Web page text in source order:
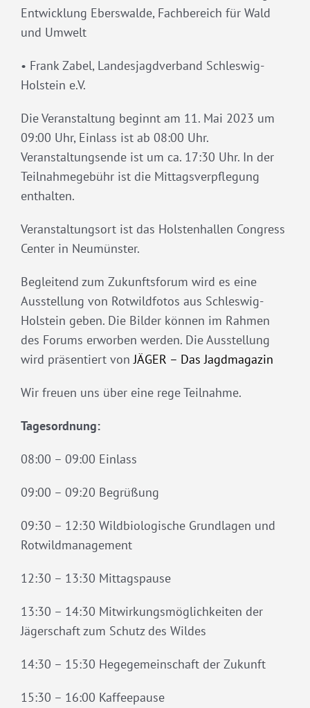
Entwicklung Eberswalde, Fachbereich für Wald
und Umwelt
• Frank Zabel, Landesjagdverband Schleswig-
Holstein e.V.
Die Veranstaltung beginnt am 11. Mai 2023 um
09:00 Uhr, Einlass ist ab 08:00 Uhr.
Veranstaltungsende ist um ca. 17:30 Uhr. In der
Teilnahmegebühr ist die Mittagsverpflegung
enthalten.
Veranstaltungsort ist das Holstenhallen Congress
Center in Neumünster.
Begleitend zum Zukunftsforum wird es eine
Ausstellung von Rotwildfotos aus Schleswig-
Holstein geben. Die Bilder können im Rahmen
des Forums erworben werden. Die Ausstellung
wird präsentiert vonJÄGER – Das Jagdmagazin
Wir freuen uns über eine rege Teilnahme.
Tagesordnung:
08:00 – 09:00 Einlass
09:00 – 09:20 Begrüßung
09:30 – 12:30 Wildbiologische Grundlagen und
Rotwildmanagement
12:30 – 13:30 Mittagspause
13:30 – 14:30 Mitwirkungsmöglichkeiten der
Jägerschaft zum Schutz des Wildes
14:30 – 15:30 Hegegemeinschaft der Zukunft
15:30 – 16:00 Kaffeepause